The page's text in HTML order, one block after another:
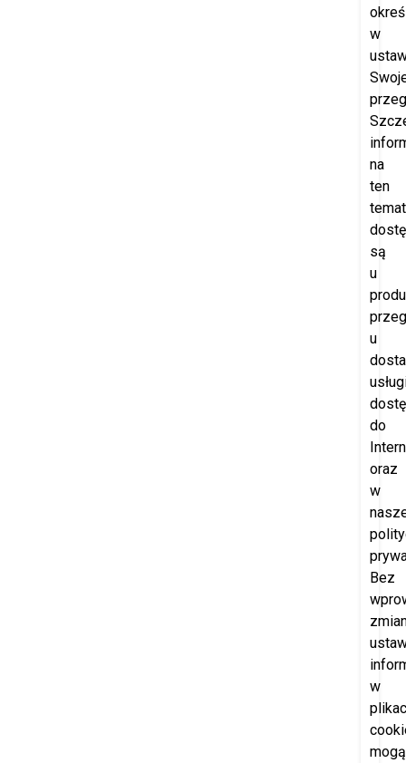
w
na
ten
temat
są
u
u
do
oraz
w
Bez
w
mogą